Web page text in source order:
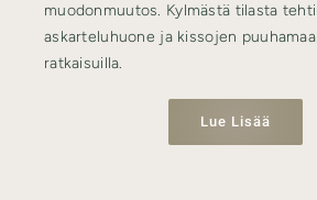
muodonmuutos. Kylmästä tilasta
askarteluhuone ja kissojen
ratkaisuilla.
Lue Lisää